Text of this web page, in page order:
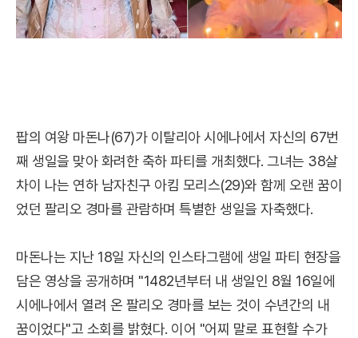
팝의 여왕 마돈나(67)가 이탈리아 시에나에서 자신의 67번
째 생일을 맞아 화려한 축하 파티를 개최했다. 그녀는 38살
차이 나는 연하 남자친구 아킴 모리스(29)와 함께 오랜 꿈이
었던 팔리오 경마를 관람하며 특별한 생일을 자축했다.
마돈나는 지난 18일 자신의 인스타그램에 생일 파티 현장을
담은 영상을 공개하며 "1482년부터 내 생일인 8월 16일에
시에나에서 열려 온 팔리오 경마를 보는 것이 수년간의 내
꿈이었다"고 소회를 밝혔다. 이어 "어찌 말로 표현할 수가